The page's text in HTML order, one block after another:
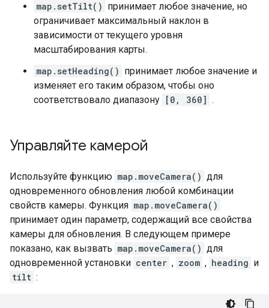
map.setTilt() принимает любое значение, но
ограничивает максимальный наклон в
зависимости от текущего уровня
масштабирования карты.
map.setHeading() принимает любое значение и
изменяет его таким образом, чтобы оно
соответствовало диапазону [0, 360] .
Управляйте камерой
Используйте функцию map.moveCamera() для
одновременного обновления любой комбинации
свойств камеры. Функция map.moveCamera()
принимает один параметр, содержащий все свойства
камеры для обновления. В следующем примере
показано, как вызвать map.moveCamera() для
одновременной установки center , zoom , heading и
tilt :